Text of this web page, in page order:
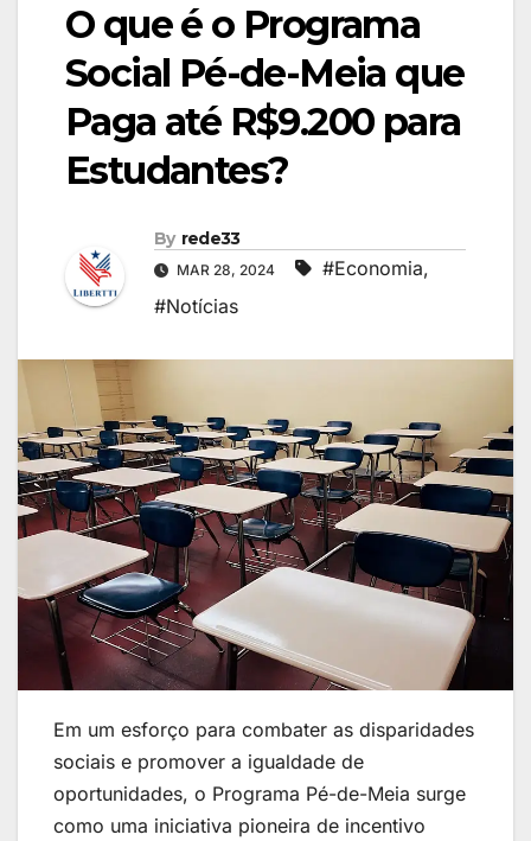
O que é o Programa
Social Pé-de-Meia que
Paga até R$9.200 para
Estudantes?
By rede33
MAR 28, 2024 #Economia,
#Notícias
Em um esforço para combater as disparidades
sociais e promover a igualdade de
oportunidades, o Programa Pé-de-Meia surge
como uma iniciativa pioneira de incentivo